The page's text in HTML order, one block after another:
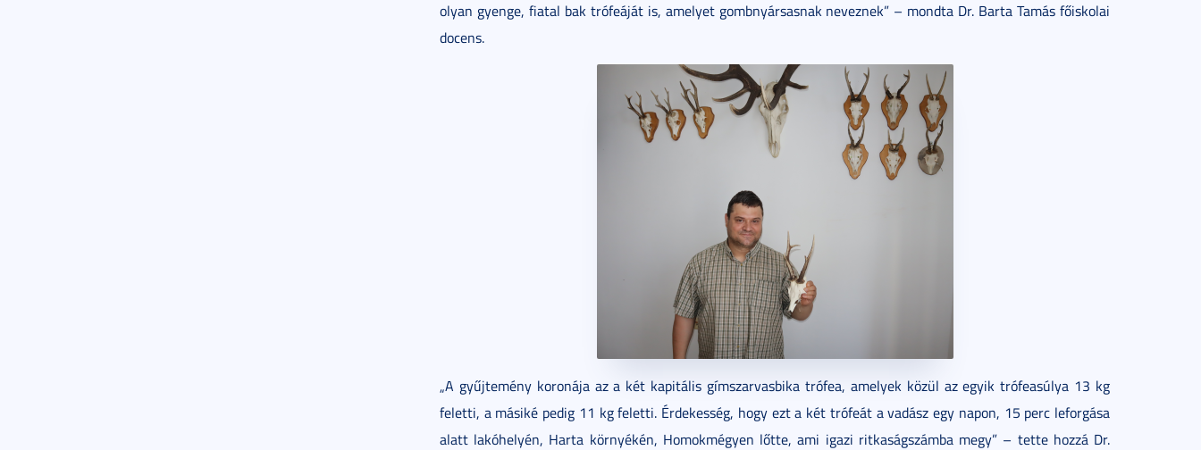
olyan gyenge, fiatal bak trófeáját is, amelyet gombnyársasnak neveznek” – mondta Dr. Barta Tamás főiskolai
docens.
„A gyűjtemény koronája az a két kapitális gímszarvasbika trófea, amelyek közül az egyik trófeasúlya 13 kg
feletti, a másiké pedig 11 kg feletti. Érdekesség, hogy ezt a két trófeát a vadász egy napon, 15 perc leforgása
alatt lakóhelyén, Harta környékén, Homokmégyen lőtte, ami igazi ritkaságszámba megy” – tette hozzá Dr.